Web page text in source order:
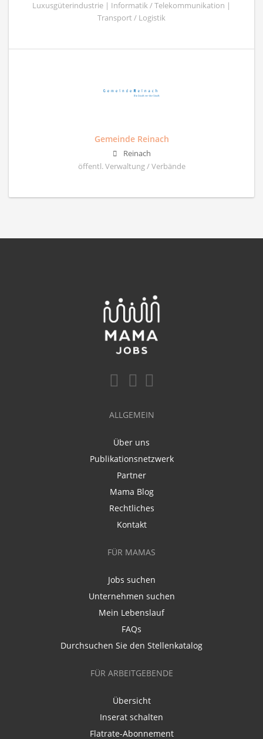
Luxusgüterindustrie | Informatik / Telekommunikation |
Transport / Logistik
Gemeinde Reinach
Reinach
öffentl. Verwaltung / Verbände
ALLGEMEIN
Über uns
Publikationsnetzwerk
Partner
Mama Blog
Rechtliches
Kontakt
FÜR MAMAS
Jobs suchen
Unternehmen suchen
Mein Lebenslauf
FAQs
Durchsuchen Sie den Stellenkatalog
FÜR ARBEITGEBENDE
Übersicht
Inserat schalten
Flatrate-Abonnement